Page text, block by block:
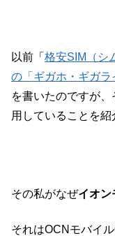
以前「 格安SIM（シ
の「ギガホ・ギガ
を書いたのですが
用していることを紹
その私がなぜイオン
それはOCNモバイ